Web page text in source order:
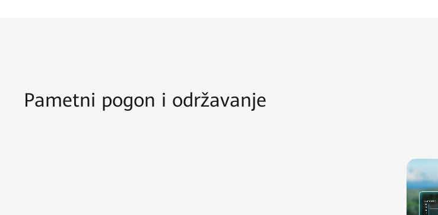
Pametni pogon i održavanje